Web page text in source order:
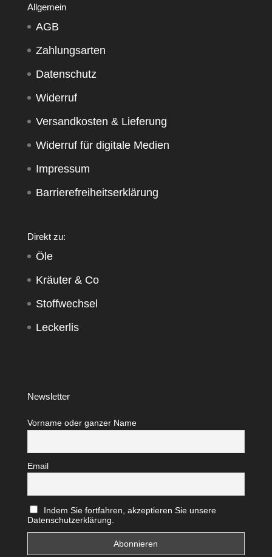
Allgemein
AGB
Zahlungsarten
Datenschutz
Widerruf
Versandkosten & Lieferung
Widerruf für digitale Medien
Impressum
Barrierefreiheitserklärung
Direkt zu:
Öle
Kräuter & Co
Stoffwechsel
Leckerlis
Newsletter
Vorname oder ganzer Name
Email
Indem Sie fortfahren, akzeptieren Sie unsere
Datenschutzerklärung.